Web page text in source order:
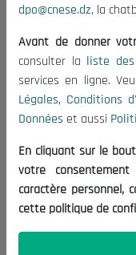
Mentions
Conditions
Politique de
Politique des
Nous
(+213) 021
Newsletter
dernières
dpo@cnese.dz, la
Avant de donner
consulter la liste
services en ligne.
Légales, Conditions
Données et aussi
En cliquant sur le
votre consentement
caractère personnel,
cette politique de